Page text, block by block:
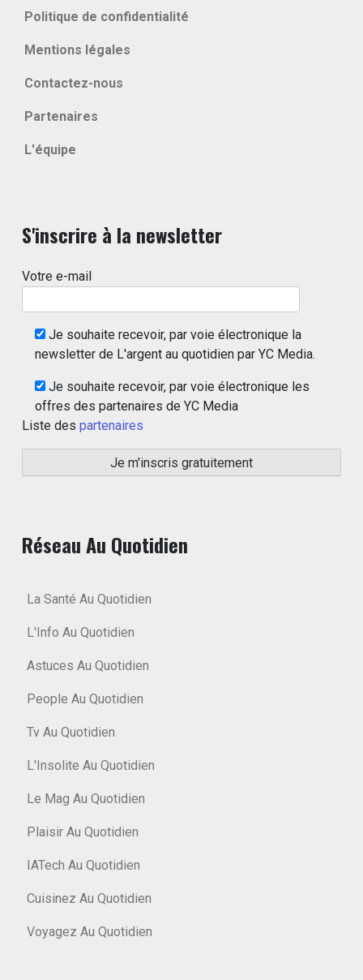
Politique de confidentialité
Mentions légales
Contactez-nous
Partenaires
L'équipe
S'inscrire à la newsletter
Votre e-mail
Je souhaite recevoir, par voie électronique la
newsletter de L'argent au quotidien par YC Media.
Je souhaite recevoir, par voie électronique les
offres des partenaires de YC Media
Liste des partenaires
Réseau Au Quotidien
La Santé Au Quotidien
L'Info Au Quotidien
Astuces Au Quotidien
People Au Quotidien
Tv Au Quotidien
L'Insolite Au Quotidien
Le Mag Au Quotidien
Plaisir Au Quotidien
IATech Au Quotidien
Cuisinez Au Quotidien
Voyagez Au Quotidien